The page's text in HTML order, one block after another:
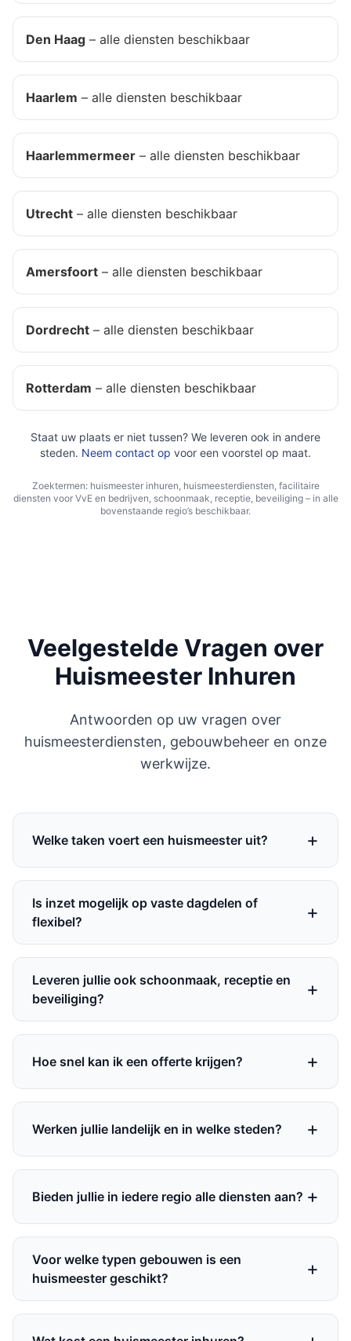
Den Haag – alle diensten beschikbaar
Haarlem – alle diensten beschikbaar
Haarlemmermeer – alle diensten beschikbaar
Utrecht – alle diensten beschikbaar
Amersfoort – alle diensten beschikbaar
Dordrecht – alle diensten beschikbaar
Rotterdam – alle diensten beschikbaar
Staat uw plaats er niet tussen? We leveren ook in andere
steden. Neem contact op voor een voorstel op maat.
Zoektermen: huismeester inhuren, huismeesterdiensten, facilitaire
diensten voor VvE en bedrijven, schoonmaak, receptie, beveiliging – in alle
bovenstaande regio’s beschikbaar.
Veelgestelde Vragen over
Huismeester Inhuren
Antwoorden op uw vragen over
huismeesterdiensten, gebouwbeheer en onze
werkwijze.
Welke taken voert een huismeester uit?
Is inzet mogelijk op vaste dagdelen of
flexibel?
Leveren jullie ook schoonmaak, receptie en
beveiliging?
Hoe snel kan ik een offerte krijgen?
Werken jullie landelijk en in welke steden?
Bieden jullie in iedere regio alle diensten aan?
Voor welke typen gebouwen is een
huismeester geschikt?